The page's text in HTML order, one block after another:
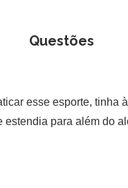
Questões
esse esporte, tinha
estendia para além do